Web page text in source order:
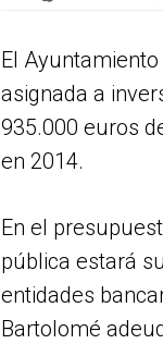
El
asignada a
935.000 euros
en 2014.
En el
pública estará
entidades
Bartolomé